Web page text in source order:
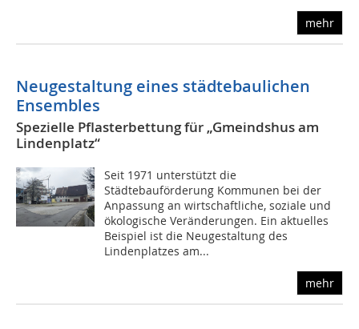
mehr
Neugestaltung eines städtebaulichen
Ensembles
Spezielle Pflasterbettung für „Gmeindshus am
Lindenplatz“
Seit 1971 unterstützt die
Städtebauförderung Kommunen bei der
Anpassung an wirtschaftliche, soziale und
ökologische Veränderungen. Ein aktuelles
Beispiel ist die Neugestaltung des
Lindenplatzes am...
mehr